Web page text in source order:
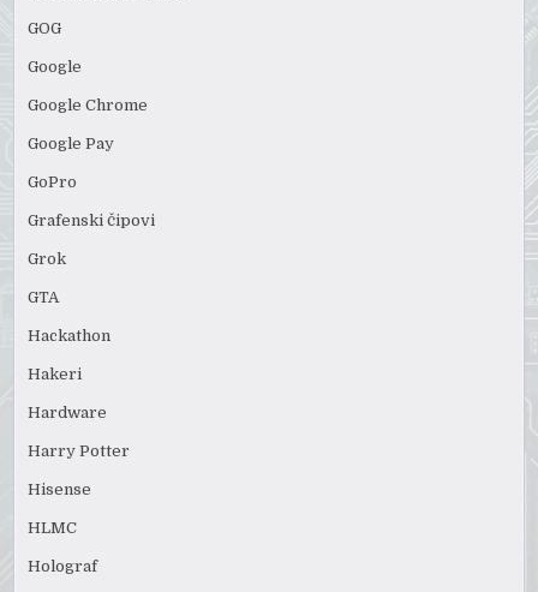
GOG
Google
Google Chrome
Google Pay
GoPro
Grafenski čipovi
Grok
GTA
Hackathon
Hakeri
Hardware
Harry Potter
Hisense
HLMC
Holograf